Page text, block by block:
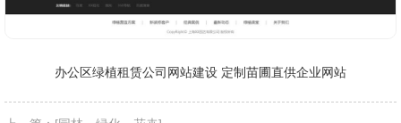
办公区绿植租赁公司网站建设 定制苗圃直供企业网站